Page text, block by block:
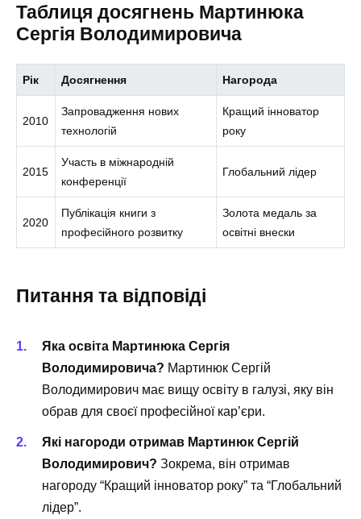
Таблиця досягнень Мартинюка
Сергія Володимировича
Рік Досягнення Нагорода
2010
Запровадження нових
технологій
Кращий інноватор
року
2015
Участь в міжнародній
конференції
Глобальний лідер
2020
Публікація книги з
професійного розвитку
Золота медаль за
освітні внески
Питання та відповіді
Яка освіта Мартинюка Сергія
Володимировича? Мартинюк Сергій
Володимирович має вищу освіту в галузі, яку він
обрав для своєї професійної кар’єри.
Які нагороди отримав Мартинюк Сергій
Володимирович? Зокрема, він отримав
нагороду “Кращий інноватор року” та “Глобальний
лідер”.